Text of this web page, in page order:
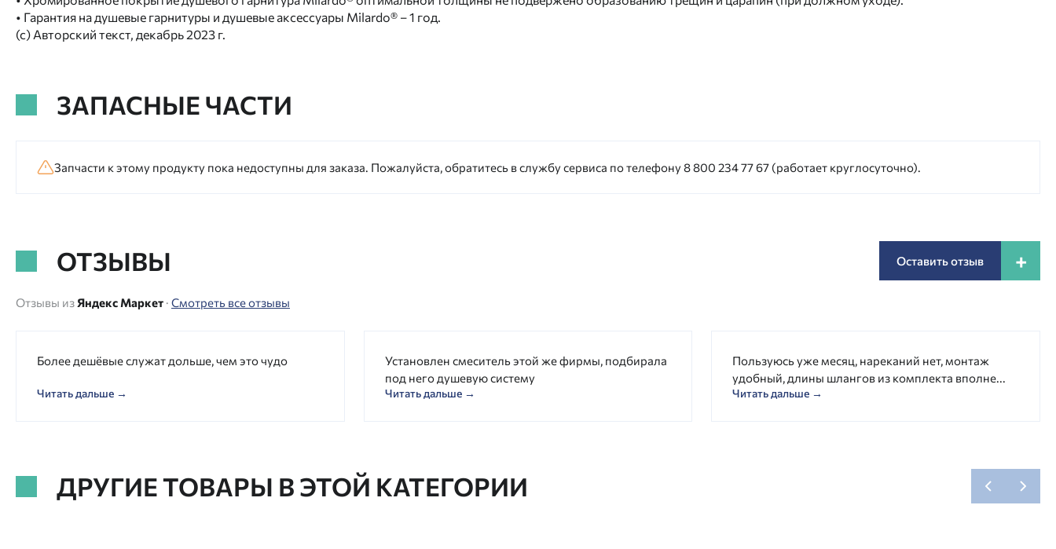
• Гарантия на душевые гарнитуры и душевые аксессуары Milardo® – 1 год.
(с) Авторский текст, декабрь 2023 г.
ЗАПАСНЫЕ ЧАСТИ
Запчасти к этому продукту пока недоступны для заказа. Пожалуйста, обратитесь в службу сервиса по телефону 8 800 234 77 67 (работает круглосуточно).
ОТЗЫВЫ Оставить отзыв +
Отзывы из Яндекс Маркет · Смотреть все отзывы
Более дешёвые служат дольше, чем это чудо
Читать дальше →
Установлен смеситель этой же фирмы, подбирала
под него душевую систему
Читать дальше →
Пользуюсь уже месяц, нареканий нет, монтаж
удобный, длины шлангов из комплекта вполне...
Читать дальше →
ДРУГИЕ ТОВАРЫ В ЭТОЙ КАТЕГОРИИ